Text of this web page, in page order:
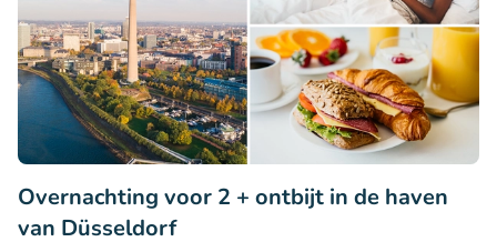
Overnachting voor 2 + ontbijt in de haven
van Düsseldorf